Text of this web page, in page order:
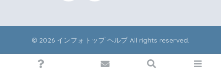
© 2026 インフォトップ ヘルプ All rights reserved.